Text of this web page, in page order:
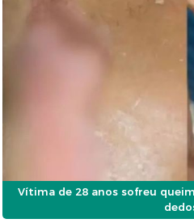
Vítima de 28 anos sofreu